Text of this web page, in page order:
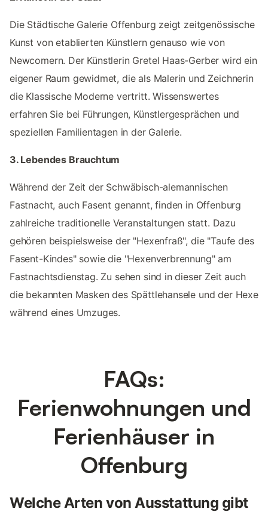
Die Städtische Galerie Offenburg zeigt zeitgenössische
Kunst von etablierten Künstlern genauso wie von
Newcomern. Der Künstlerin Gretel Haas-Gerber wird ein
eigener Raum gewidmet, die als Malerin und Zeichnerin
die Klassische Moderne vertritt. Wissenswertes
erfahren Sie bei Führungen, Künstlergesprächen und
speziellen Familientagen in der Galerie.
3. Lebendes Brauchtum
Während der Zeit der Schwäbisch-alemannischen
Fastnacht, auch Fasent genannt, finden in Offenburg
zahlreiche traditionelle Veranstaltungen statt. Dazu
gehören beispielsweise der "Hexenfraß", die "Taufe des
Fasent-Kindes" sowie die "Hexenverbrennung" am
Fastnachtsdienstag. Zu sehen sind in dieser Zeit auch
die bekannten Masken des Spättlehansele und der Hexe
während eines Umzuges.
FAQs:
Ferienwohnungen und
Ferienhäuser in
Offenburg
Welche Arten von Ausstattung gibt